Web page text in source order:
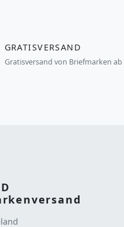
GRATISVERSAND
Gratisversand von Briefmarken ab